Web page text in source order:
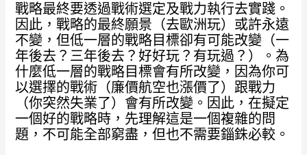
戰略最終要透過戰術選定及戰力執行去實踐。
因此，戰略的最終願景（去歐洲玩）或許永遠
不變，但低一層的戰略目標卻有可能改變（一
年後去？三年後去？好好玩？有玩過？）。為
什麼低一層的戰略目標會有所改變，因為你可
以選擇的戰術（廉價航空也漲價了）跟戰力
（你突然失業了）會有所改變。因此，在擬定
一個好的戰略時，先理解這是一個複雜的問
題，不可能全部窮盡，但也不需要錙銖必較。